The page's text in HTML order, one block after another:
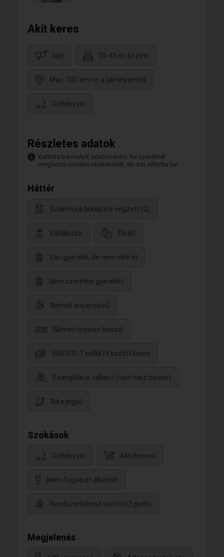
Akit keres
Nőt 35-45 év között
Max. 100 km-re a lakhelyemtől
Dohányzik
Részletes adatok
Kattints bármelyik adatcímkére, ha szeretnél
megnézni minden társkeresőt, aki ezt állította be.
Háttér
Szakmunkásképzőt végzett (G)
Vállalkozó Elvált
Van gyereke, de nem vele él
Nem szeretne gyereket
Német anyanyelvű
Német nyelven beszél
500.000-1 millió Ft között keres
Evangélikus vallású (nem hisz benne)
Bika jegyű
Szokások
Dohányzik Mindenevő
Nem fogyaszt alkoholt
Rendszertelenül sportol (Egyéb)
Megjelenés